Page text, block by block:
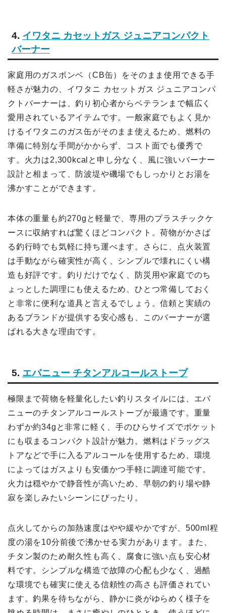
4. イワタニ カセットガス ジュニアコンパクト
バーナー
家庭用のガスボンベ（CB缶）をそのまま使用できる手
軽さが魅力の、イワタニ カセットガス ジュニアコンパ
クトバーナーは、釣り初心者からベテランまで幅広く
愛用されているアイテムです。一般家庭でもよく見か
けるイワタニのガス缶がそのまま使えるため、燃料の
準備に特別な手間がかからず、コスト面でも優秀で
す。火力は2,300kcalと申し分なく、風に強いバーナー
設計と相まって、防波堤や磯場でもしっかりとお湯を
沸かすことができます。
本体の重量も約270gと軽量で、専用のプラスチックケ
ースに収納すれば驚くほどコンパクト。荷物がかさば
る釣行時でも気軽に持ち運べます。さらに、点火装置
は手動ながら確実性が高く、シンプルで壊れにくい構
造も好評です。釣りだけでなく、防災用や家庭でのち
ょっとした調理にも使えるため、ひとつ常備しておく
と非常に便利な道具と言えるでしょう。信頼と実績の
あるブランドが提供する安心感も、このバーナーが選
ばれる大きな理由です。
5. エバニュー チタンアルコールストーブ
極限まで荷物を軽量化したい釣りスタイルには、エバ
ニューのチタンアルコールストーブが最適です。重量
わずか約34gと非常に軽く、手のひらサイズでポケット
にも収まるコンパクト設計が魅力。燃料はドラッグス
トアなどで手に入るアルコールを使用するため、環境
によってはガスよりも安価かつ手軽に調達可能です。
火力は穏やかで静音性が高いため、早朝の釣り場や静
寂を楽しみたいシーンにぴったり。
点火してからの加熱速度はやや緩やかですが、500ml程
度の湯を10分前後で沸かせる実力があります。また、
チタン製のため耐久性も高く、腐食に強い点も安心材
料です。シンプルな構造で故障の心配も少なく、過酷
な環境でも確実に使える信頼性の高さも評価されてい
ます。釣果を待ちながら、静かに炎がゆらめく様子を